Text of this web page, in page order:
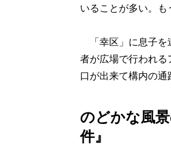
いることが多い。も
「幸区」に息子を
者が広場で行われる
口が出来て構内の通
のどかな風
件』